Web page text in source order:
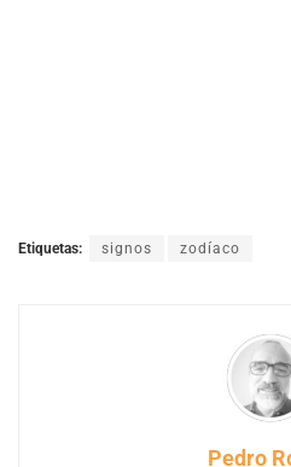
Etiquetas: signos zodíaco
Pedro